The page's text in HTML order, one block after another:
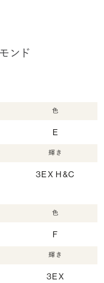
ンド
色
E
輝き
3EX H&C
色
F
輝き
3EX